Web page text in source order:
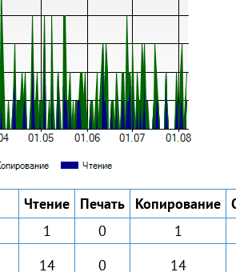
Чтение Печать Копирование
1 0
1
14 0
14